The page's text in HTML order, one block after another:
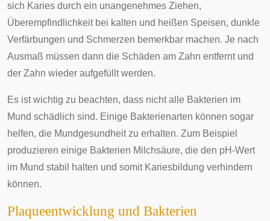
sich Karies durch ein unangenehmes Ziehen,
Überempfindlichkeit bei kalten und heißen Speisen, dunkle
Verfärbungen und Schmerzen bemerkbar machen. Je nach
Ausmaß müssen dann die Schäden am Zahn entfernt und
der Zahn wieder aufgefüllt werden.
Es ist wichtig zu beachten, dass nicht alle Bakterien im
Mund schädlich sind. Einige Bakterienarten können sogar
helfen, die Mundgesundheit zu erhalten. Zum Beispiel
produzieren einige Bakterien Milchsäure, die den pH-Wert
im Mund stabil halten und somit Kariesbildung verhindern
können.
Plaqueentwicklung und Bakterien